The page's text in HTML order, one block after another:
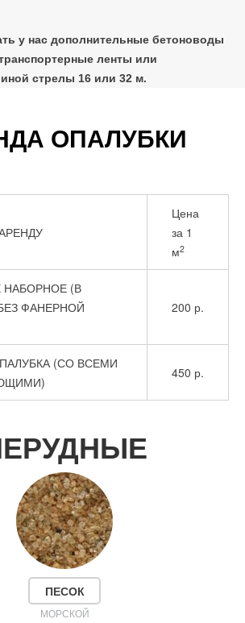
у нас дополнительные бетоноводы
ленты или
стрелы 16 или 32 м.
ОПАЛУБКИ
Цена
за 1
м2
НАБОРНОЕ (В
ФАНЕРНОЙ
200 р.
(СО ВСЕМИ
450 р.
ПЕСОК
МОРСКОЙ